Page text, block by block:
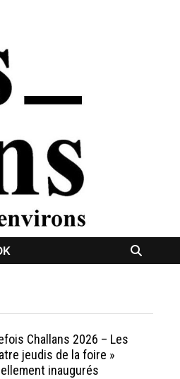
Challans 2026 – Les
jeudis de la foire »
inaugurés